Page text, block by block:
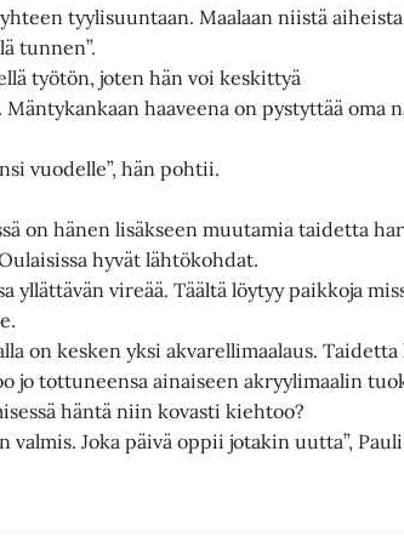
tyylisuuntaan. Maalaan niistä
tunnen”.
työtön, joten hän voi keskittyä
Mäntykankaan haaveena on pystyttää oma
vuodelle”, hän pohtii.
on hänen lisäkseen muutamia taidetta
hyvät lähtökohdat.
yllättävän vireää. Täältä löytyy paikkoja
on kesken yksi akvarellimaalaus. Taidetta
jo tottuneensa ainaiseen akryylimaalin
häntä niin kovasti kiehtoo?
valmis. Joka päivä oppii jotakin uutta”, Pauli